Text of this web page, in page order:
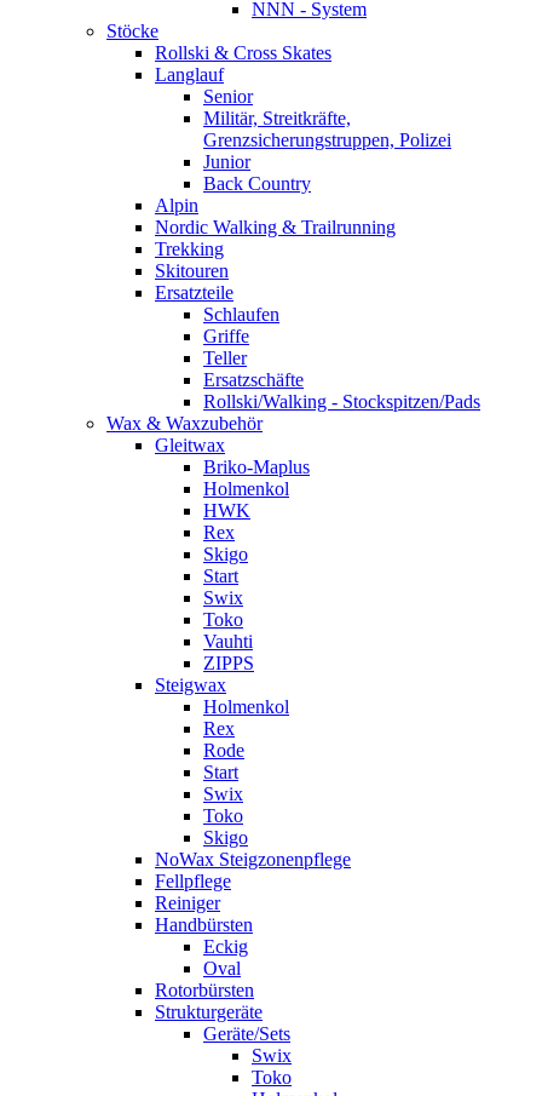
NNN - System
Stöcke
Rollski & Cross Skates
Langlauf
Senior
Militär, Streitkräfte,
Grenzsicherungstruppen, Polizei
Junior
Back Country
Alpin
Nordic Walking & Trailrunning
Trekking
Skitouren
Ersatzteile
Schlaufen
Griffe
Teller
Ersatzschäfte
Rollski/Walking - Stockspitzen/Pads
Wax & Waxzubehör
Gleitwax
Briko-Maplus
Holmenkol
HWK
Rex
Skigo
Start
Swix
Toko
Vauhti
ZIPPS
Steigwax
Holmenkol
Rex
Rode
Start
Swix
Toko
Skigo
NoWax Steigzonenpflege
Fellpflege
Reiniger
Handbürsten
Eckig
Oval
Rotorbürsten
Strukturgeräte
Geräte/Sets
Swix
Toko